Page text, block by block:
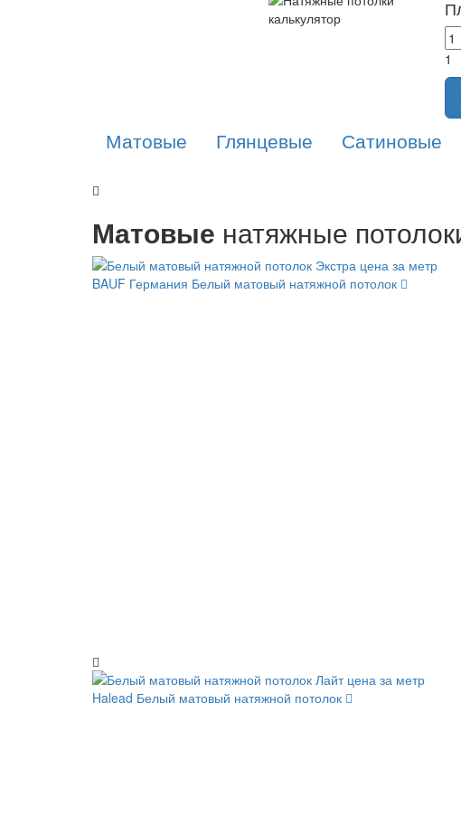
1
Матовые Глянцевые Сатиновые
Матовые натяжные
BAUF Германия Белый матовый натяжной потолок
Halead Белый матовый натяжной потолок